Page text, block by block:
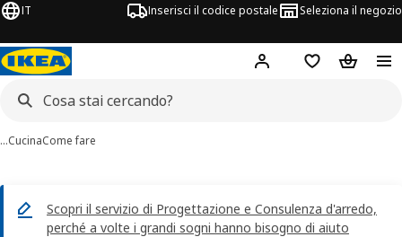
IT Inserisci il codice postale Seleziona il negozio
Hej! AccediLista deiCarrello
…CucinaCome fare
Scopri il servizio di Progettazione e Consulenza d'arredo,
perché a volte i grandi sogni hanno bisogno di aiuto